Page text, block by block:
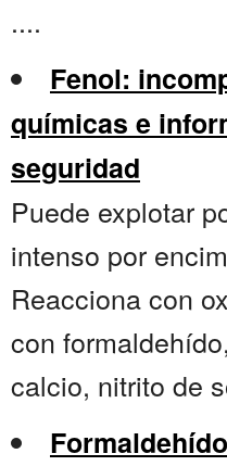
....
Fenol:
químicas e
seguridad
Puede explotar
intenso por
Reacciona con
con
calcio, nitrito de